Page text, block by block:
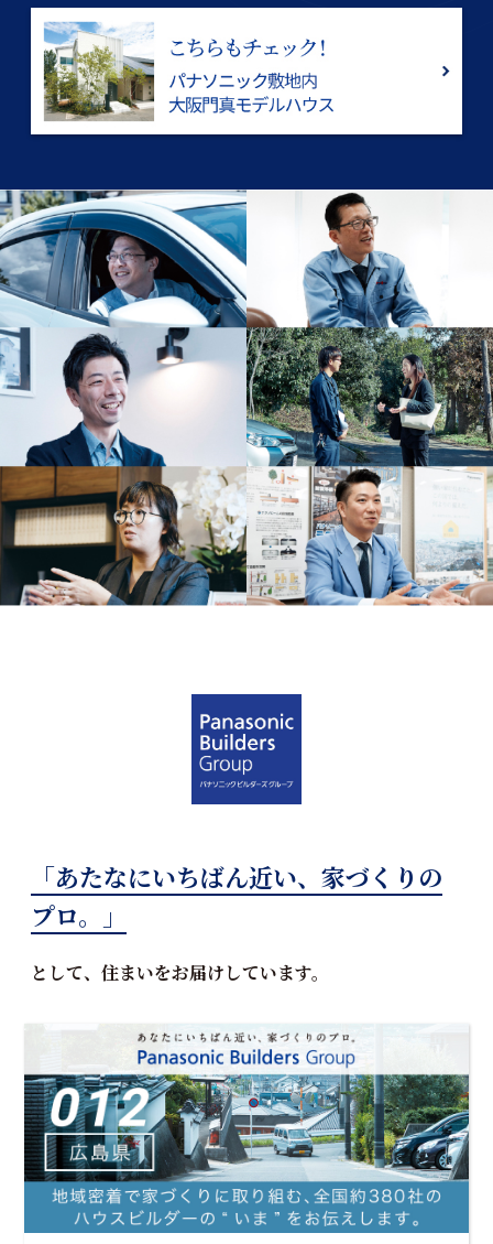
「あたなにいちばん近い、家づくりの
プロ。」
として、住まいをお届けしています。